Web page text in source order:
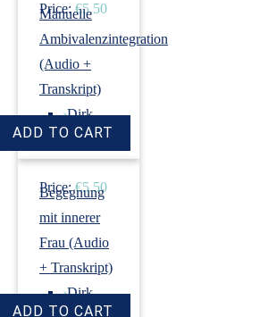
Price: €5.50
Manuelle
Ambivalenzintegration
(Audio +
Transkript)
›Dirk
Revenstorf
Price: €5.50
Begegnung
mit innerer
Frau (Audio
+ Transkript)
›Dirk